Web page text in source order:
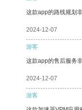
这款app的路线规划
2024-12-07
游客
这款app的售后服务
2024-12-07
游客